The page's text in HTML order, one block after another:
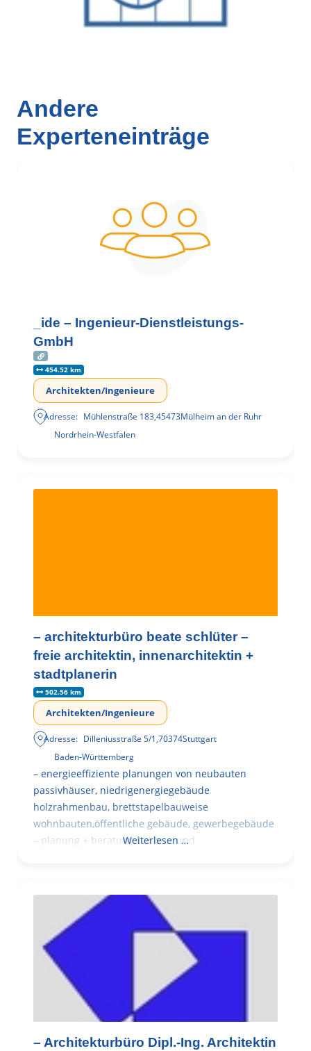
Andere
Experteneinträge
_ide – Ingenieur-Dienstleistungs-
GmbH
454.52 km
Architekten/Ingenieure
Adresse: Mühlenstraße 183,45473Mülheim an der Ruhr
Nordrhein-Westfalen
– architekturbüro beate schlüter –
freie architektin, innenarchitektin +
stadtplanerin
502.56 km
Architekten/Ingenieure
Adresse: Dilleniusstraße 5/1,70374Stuttgart
Baden-Württemberg
– energieeffiziente planungen von neubauten
passivhäuser, niedrigenergiegebäude
holzrahmenbau, brettstapelbauweise
wohnbauten,öffentliche gebäude, gewerbegebäude
– planung + beratung bei an – und
Weiterlesen …
– Architekturbüro Dipl.-Ing. Architektin